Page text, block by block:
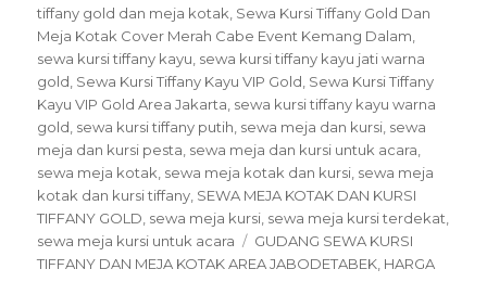
tiffany gold dan meja kotak, Sewa Kursi Tiffany Gold Dan
Meja Kotak Cover Merah Cabe Event Kemang Dalam,
sewa kursi tiffany kayu, sewa kursi tiffany kayu jati warna
gold, Sewa Kursi Tiffany Kayu VIP Gold, Sewa Kursi Tiffany
Kayu VIP Gold Area Jakarta, sewa kursi tiffany kayu warna
gold, sewa kursi tiffany putih, sewa meja dan kursi, sewa
meja dan kursi pesta, sewa meja dan kursi untuk acara,
sewa meja kotak, sewa meja kotak dan kursi, sewa meja
kotak dan kursi tiffany, SEWA MEJA KOTAK DAN KURSI
TIFFANY GOLD, sewa meja kursi, sewa meja kursi terdekat,
sewa meja kursi untuk acara
Tags
GUDANG SEWA KURSI
TIFFANY DAN MEJA KOTAK AREA JABODETABEK, HARGA